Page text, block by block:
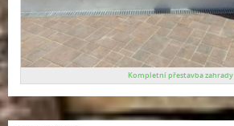
Kompletní přestavba zahrady